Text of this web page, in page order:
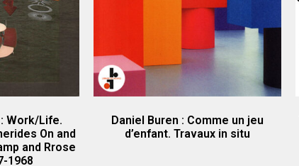
Work/Life.
On and
and Rrose
1968
Daniel Buren : Comme un jeu
d’enfant. Travaux in situ